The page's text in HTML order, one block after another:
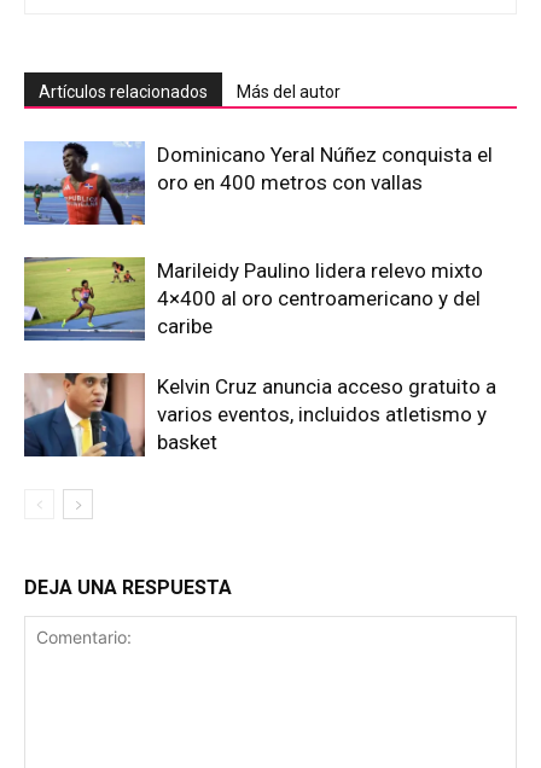
Artículos relacionados Más del autor
Dominicano Yeral Núñez conquista el
oro en 400 metros con vallas
Marileidy Paulino lidera relevo mixto
4×400 al oro centroamericano y del
caribe
Kelvin Cruz anuncia acceso gratuito a
varios eventos, incluidos atletismo y
basket
DEJA UNA RESPUESTA